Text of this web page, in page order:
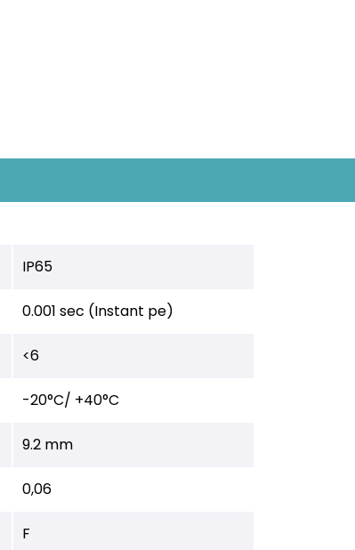
IP65
0.001 sec (Instant pe)
<6
-20°C/ +40°C
9.2 mm
0,06
F